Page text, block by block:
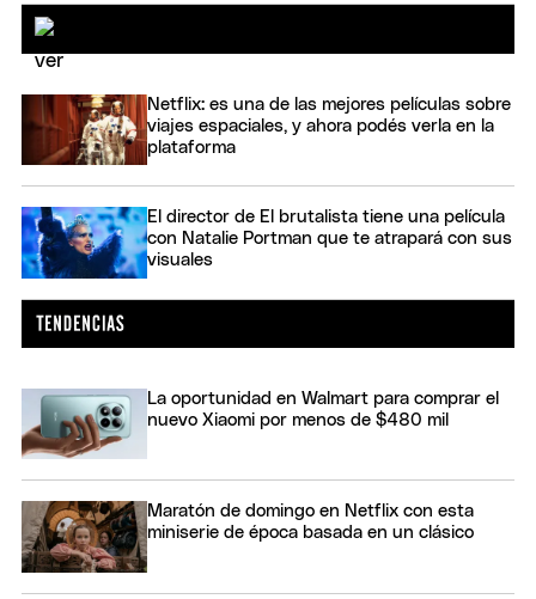
Netflix: es una de las mejores películas sobre
viajes espaciales, y ahora podés verla en la
plataforma
El director de El brutalista tiene una película
con Natalie Portman que te atrapará con sus
visuales
La oportunidad en Walmart para comprar el
nuevo Xiaomi por menos de $480 mil
Maratón de domingo en Netflix con esta
miniserie de época basada en un clásico